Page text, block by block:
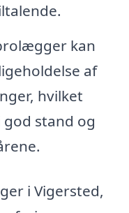
kan
af
hvilket
stand og
i Vigersted,